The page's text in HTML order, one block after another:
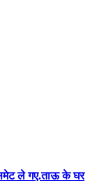
समेट ले गए.ताऊ के घर